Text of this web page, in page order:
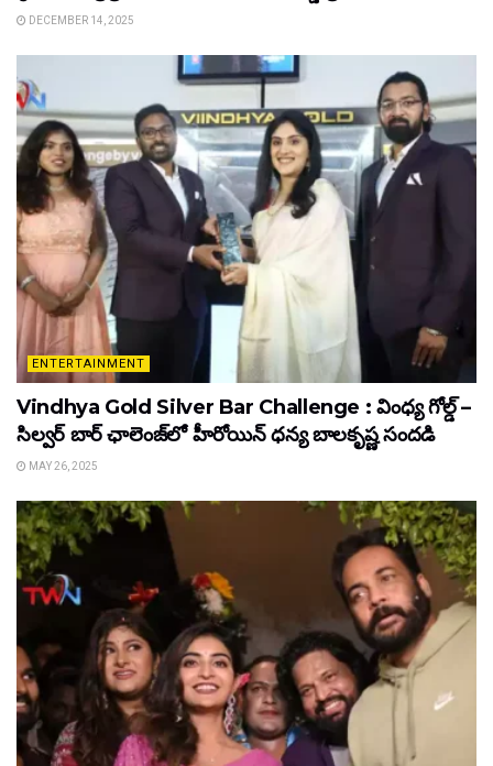
DECEMBER 14, 2025
ENTERTAINMENT
Vindhya Gold Silver Bar Challenge : వింధ్య గోల్డ్ –
సిల్వర్ బార్ ఛాలెంజ్‌లో హీరోయిన్ ధ‌న్య బాల‌కృష్ణ‌ సందడి
MAY 26, 2025